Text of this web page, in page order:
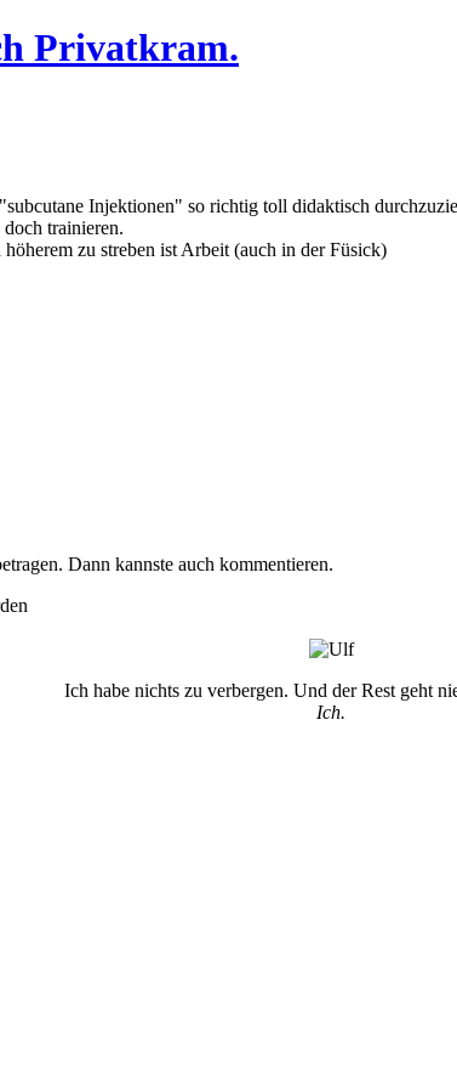
Privatkram.
Injektionen" so richtig toll didaktisch
trainieren.
zu streben ist Arbeit (auch in der Füsick)
Dann kannste auch kommentieren.
Ich habe nichts zu verbergen. Und der Rest geht
Ich.